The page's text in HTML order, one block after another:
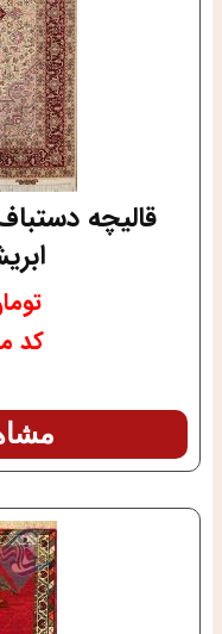
قالیچه
کد